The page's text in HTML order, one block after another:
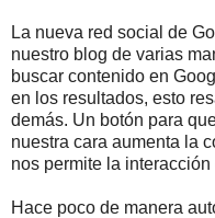
La nueva red social de
nuestro blog de varias
buscar contenido en
en los resultados, esto
demás. Un botón para
nuestra cara aumenta la
nos permite la
Hace poco de manera